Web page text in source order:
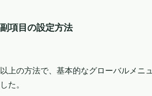
副項目の設定方法
以上の方法で、基本的なグローバルメニ
した。